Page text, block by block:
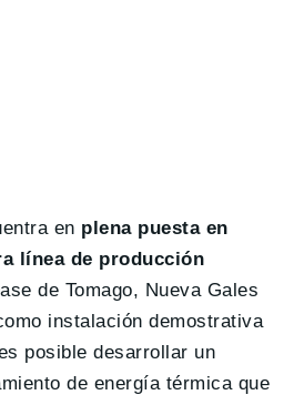
en plena puesta en
línea de producción
de Tomago, Nueva Gales
instalación demostrativa
posible desarrollar un
de energía térmica que